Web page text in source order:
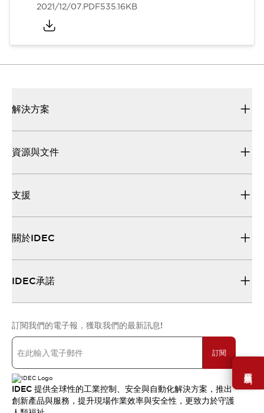
需要幫助嗎？
2021/12/07.PDF535.16KB
解決方案
資源與文件
支援
關於IDEC
IDEC承諾
訂閱我們的電子報，獲取我們的最新訊息!
訂閱
IDEC 提供全球性的工業控制、安全與自動化解決方案，推出
創新產品與服務，提升現場作業效率與安全性，更致力於守護